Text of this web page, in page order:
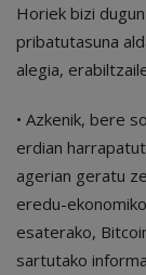
Horiek bizi
pribatutasuna
alegia,
• Azkenik, bere
erdian
agerian geratu
eredu-
esaterako,
sartutako